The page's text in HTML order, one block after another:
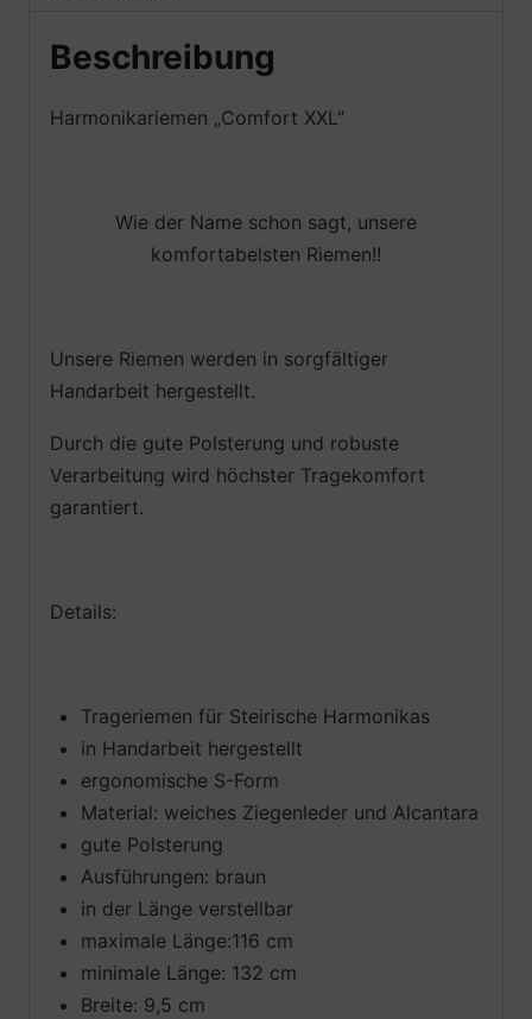
Beschreibung
Harmonikariemen „Comfort XXL“
Wie der Name schon sagt, unsere
komfortabelsten Riemen!!
Unsere Riemen werden in sorgfältiger
Handarbeit hergestellt.
Durch die gute Polsterung und robuste
Verarbeitung wird höchster Tragekomfort
garantiert.
Details:
Trageriemen für Steirische Harmonikas
in Handarbeit hergestellt
ergonomische S-Form
Material: weiches Ziegenleder und Alcantara
gute Polsterung
Ausführungen: braun
in der Länge verstellbar
maximale Länge:116 cm
minimale Länge: 132 cm
Breite: 9,5 cm